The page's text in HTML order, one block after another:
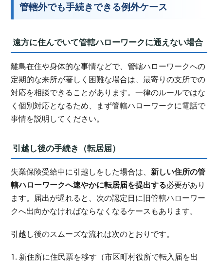
管轄外でも手続きできる例外ケース
遠方に住んでいて管轄ハローワークに通えない場合
離島在住や身体的な事情などで、管轄ハローワークへの
定期的な来所が著しく困難な場合は、最寄りの支所での
対応を相談できることがあります。一律のルールではな
く個別対応となるため、まず管轄ハローワークに電話で
事情を説明してください。
引越し後の手続き（転居届）
失業保険受給中に引越しをした場合は、新しい住所の管
轄ハローワークへ速やかに転居届を提出する必要があり
ます。届出が遅れると、次の認定日に旧管轄ハローワー
クへ出向かなければならなくなるケースもあります。
引越し後のスムーズな流れは次のとおりです。
1. 新住所に住民票を移す（市区町村役所で転入届を出